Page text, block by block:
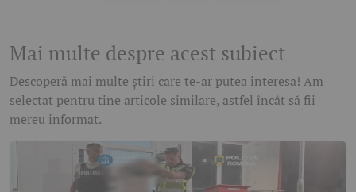
Mai multe despre acest subiect
Descoperă mai multe știri care te-ar putea interesa! Am
selectat pentru tine articole similare, astfel încât să fii
mereu informat.